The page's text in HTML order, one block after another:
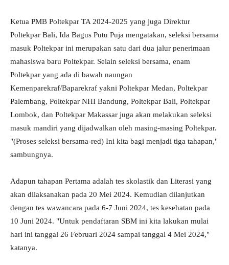
Ketua PMB Poltekpar TA 2024-2025 yang juga Direktur
Poltekpar Bali, Ida Bagus Putu Puja mengatakan, seleksi bersama
masuk Poltekpar ini merupakan satu dari dua jalur penerimaan
mahasiswa baru Poltekpar. Selain seleksi bersama, enam
Poltekpar yang ada di bawah naungan
Kemenparekraf/Baparekraf yakni Poltekpar Medan, Poltekpar
Palembang, Poltekpar NHI Bandung, Poltekpar Bali, Poltekpar
Lombok, dan Poltekpar Makassar juga akan melakukan seleksi
masuk mandiri yang dijadwalkan oleh masing-masing Poltekpar.
"(Proses seleksi bersama-red) Ini kita bagi menjadi tiga tahapan,"
sambungnya.
Adapun tahapan Pertama adalah tes skolastik dan Literasi yang
akan dilaksanakan pada 20 Mei 2024. Kemudian dilanjutkan
dengan tes wawancara pada 6-7 Juni 2024, tes kesehatan pada
10 Juni 2024. "Untuk pendaftaran SBM ini kita lakukan mulai
hari ini tanggal 26 Februari 2024 sampai tanggal 4 Mei 2024,"
katanya.